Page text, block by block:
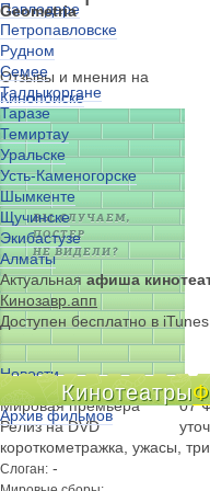
Павлодаре
Петропавловске
Рудном
Семее
Талдыкоргане
Таразе
Темиртау
Уральске
Усть-Каменогорске
Шымкенте
Щучинске
Экибастузе
Алматы
Актуальнаяафиша
Кинозавр.апп
Доступен бесплатно в
Кинотеатры
Новости
Киноклубы
Архив фильмов
Geometria
Отзывы и мнения на
Кинопоиске
Казахстанская премьера07
Мировая премьера
07
Релиз на DVD
короткометражка, ужасы,
Слоган: -